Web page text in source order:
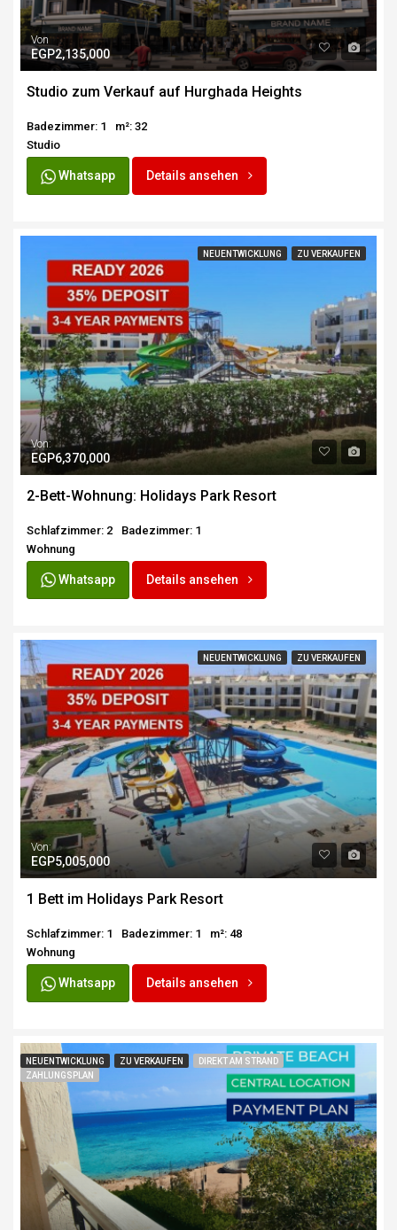
Von
EGP2,135,000
Studio zum Verkauf auf Hurghada Heights
Badezimmer: 1
m²: 32
Studio
Whatsapp Details ansehen
NEUENTWICKLUNG ZU VERKAUFEN
Von:
EGP6,370,000
2-Bett-Wohnung: Holidays Park Resort
Schlafzimmer: 2
Badezimmer: 1
Wohnung
Whatsapp Details ansehen
NEUENTWICKLUNG ZU VERKAUFEN
Von:
EGP5,005,000
1 Bett im Holidays Park Resort
Schlafzimmer: 1 Badezimmer: 1
m²: 48
Wohnung
Whatsapp Details ansehen
TIPP!
NEUENTWICKLUNG ZU VERKAUFEN
DIREKT AM STRAND
ZAHLUNGSPLAN